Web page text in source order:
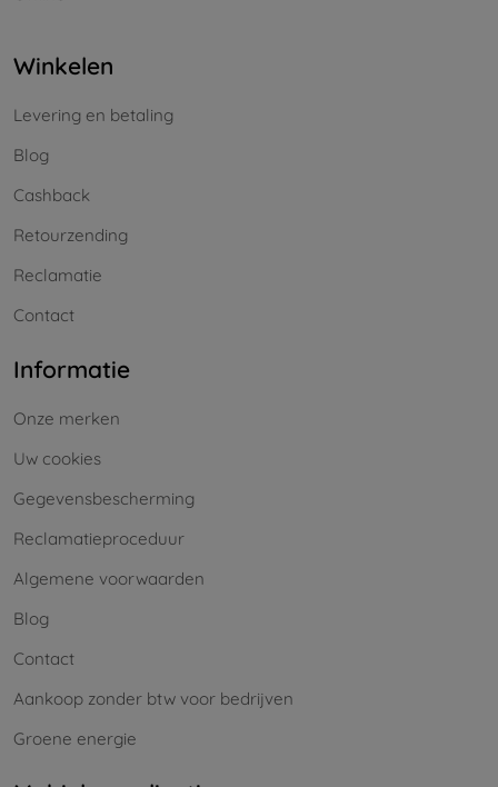
Winkelen
Levering en betaling
Blog
Cashback
Retourzending
Reclamatie
Contact
Informatie
Onze merken
Uw cookies
Gegevensbescherming
Reclamatieproceduur
Algemene voorwaarden
Blog
Contact
Aankoop zonder btw voor bedrijven
Groene energie